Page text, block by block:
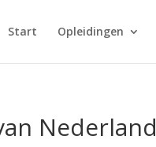
Start Opleidingen
Nederland